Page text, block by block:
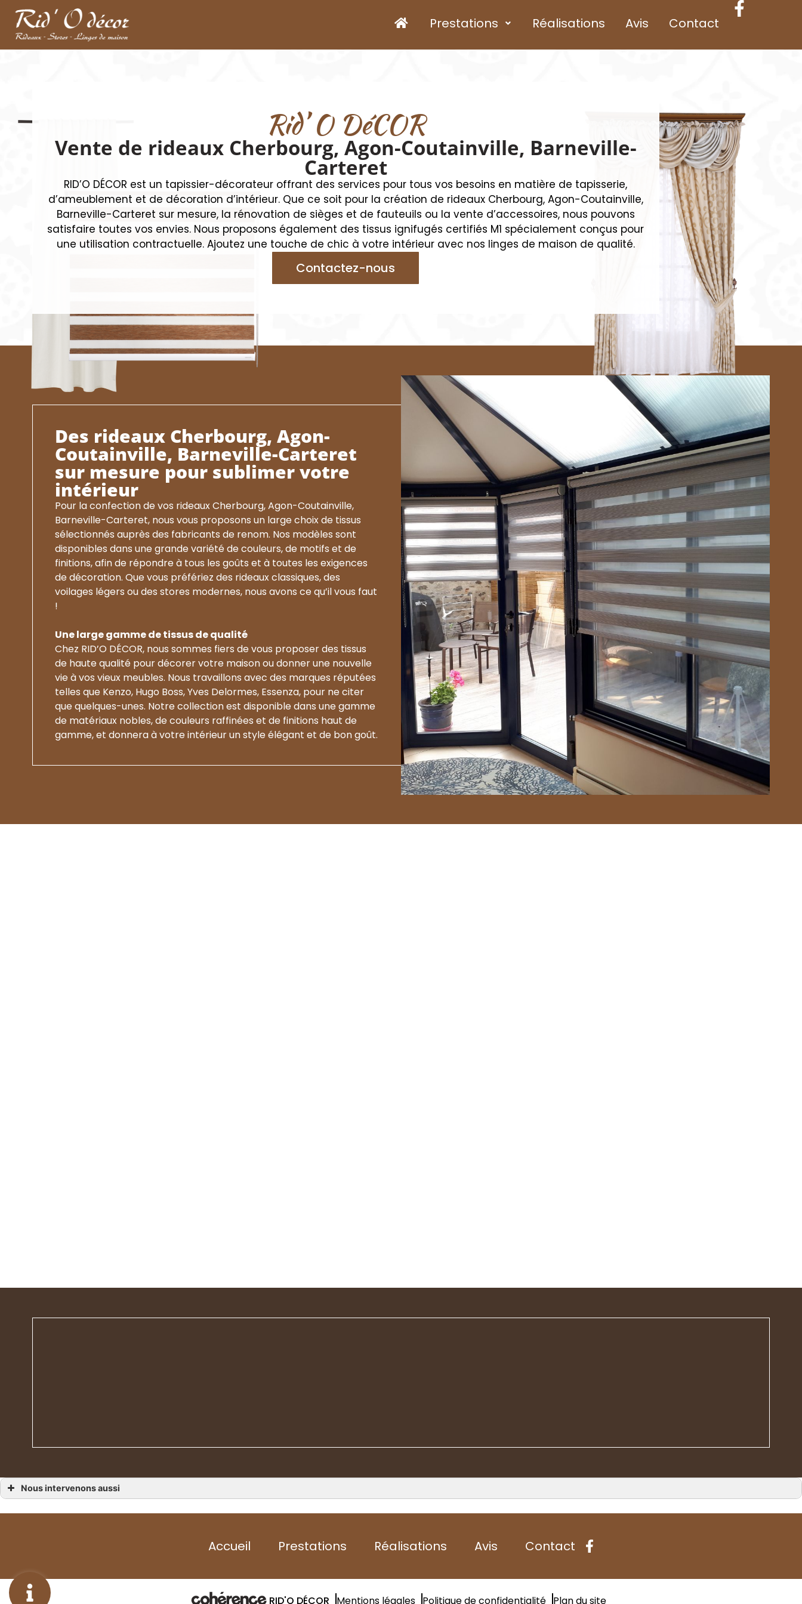
Prestations Réalisations Avis Contact
Rid’ O DéCOR
Vente de rideaux Cherbourg, Agon-Coutainville, Barneville-
Carteret
RID’O DÉCOR est un tapissier-décorateur offrant des services pour tous vos besoins en matière de tapisserie,
d’ameublement et de décoration d’intérieur. Que ce soit pour la création de rideaux Cherbourg, Agon-Coutainville,
Barneville-Carteret sur mesure, la rénovation de sièges et de fauteuils ou la vente d’accessoires, nous pouvons
satisfaire toutes vos envies. Nous proposons également des tissus ignifugés certifiés M1 spécialement conçus pour
une utilisation contractuelle. Ajoutez une touche de chic à votre intérieur avec nos linges de maison de qualité.
Contactez-nous
Des rideaux Cherbourg, Agon-
Coutainville, Barneville-Carteret
sur mesure pour sublimer votre
intérieur
Pour la confection de vos rideaux Cherbourg, Agon-Coutainville,
Barneville-Carteret, nous vous proposons un large choix de tissus
sélectionnés auprès des fabricants de renom. Nos modèles sont
disponibles dans une grande variété de couleurs, de motifs et de
finitions, afin de répondre à tous les goûts et à toutes les exigences
de décoration. Que vous préfériez des rideaux classiques, des
voilages légers ou des stores modernes, nous avons ce qu’il vous faut
!
Une large gamme de tissus de qualité
Chez RID’O DÉCOR, nous sommes fiers de vous proposer des tissus
de haute qualité pour décorer votre maison ou donner une nouvelle
vie à vos vieux meubles. Nous travaillons avec des marques réputées
telles que Kenzo, Hugo Boss, Yves Delormes, Essenza, pour ne citer
que quelques-unes. Notre collection est disponible dans une gamme
de matériaux nobles, de couleurs raffinées et de finitions haut de
gamme, et donnera à votre intérieur un style élégant et de bon goût.
Nous intervenons aussi
Rideaux Valognes
Rideaux Villedieu-les-Poêles
Accueil Prestations Réalisations Avis Contact
RID'O DÉCOR Mentions légales Politique de confidentialité Plan du site